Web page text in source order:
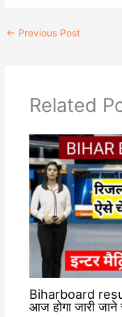
a
l
m
p
k
c
k
← Previous Post
Related
Biharboard
आज होगा जारी जाने